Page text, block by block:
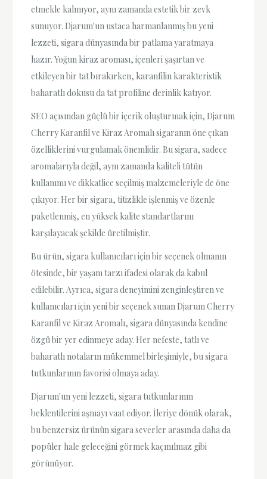
etmekle kalmıyor, aynı zamanda estetik bir zevk
sunuyor. Djarum'un ustaca harmanlanmış bu yeni
lezzeti, sigara dünyasında bir patlama yaratmaya
hazır. Yoğun kiraz aroması, içenleri şaşırtan ve
etkileyen bir tat bırakırken, karanfilin karakteristik
baharatlı dokusu da tat profiline derinlik katıyor.
SEO açısından güçlü bir içerik oluşturmak için, Djarum
Cherry Karanfil ve Kiraz Aromalı sigaranın öne çıkan
özelliklerini vurgulamak önemlidir. Bu sigara, sadece
aromalarıyla değil, aynı zamanda kaliteli tütün
kullanımı ve dikkatlice seçilmiş malzemeleriyle de öne
çıkıyor. Her bir sigara, titizlikle işlenmiş ve özenle
paketlenmiş, en yüksek kalite standartlarını
karşılayacak şekilde üretilmiştir.
Bu ürün, sigara kullanıcıları için bir seçenek olmanın
ötesinde, bir yaşam tarzı ifadesi olarak da kabul
edilebilir. Ayrıca, sigara deneyimini zenginleştiren ve
kullanıcıları için yeni bir seçenek sunan Djarum Cherry
Karanfil ve Kiraz Aromalı, sigara dünyasında kendine
özgü bir yer edinmeye aday. Her nefeste, tatlı ve
baharatlı notaların mükemmel birleşimiyle, bu sigara
tutkunlarının favorisi olmaya aday.
Djarum'un yeni lezzeti, sigara tutkunlarının
beklentilerini aşmayı vaat ediyor. İleriye dönük olarak,
bu benzersiz ürünün sigara severler arasında daha da
popüler hale geleceğini görmek kaçınılmaz gibi
görünüyor.